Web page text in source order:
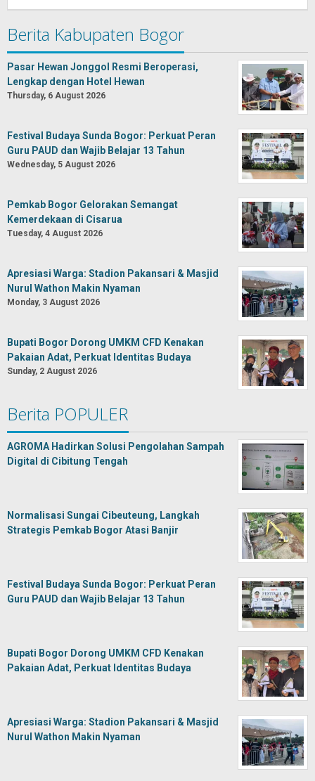
Berita Kabupaten Bogor
Pasar Hewan Jonggol Resmi Beroperasi,
Lengkap dengan Hotel Hewan
Thursday, 6 August 2026
Festival Budaya Sunda Bogor: Perkuat Peran
Guru PAUD dan Wajib Belajar 13 Tahun
Wednesday, 5 August 2026
Pemkab Bogor Gelorakan Semangat
Kemerdekaan di Cisarua
Tuesday, 4 August 2026
Apresiasi Warga: Stadion Pakansari & Masjid
Nurul Wathon Makin Nyaman
Monday, 3 August 2026
Bupati Bogor Dorong UMKM CFD Kenakan
Pakaian Adat, Perkuat Identitas Budaya
Sunday, 2 August 2026
Berita POPULER
AGROMA Hadirkan Solusi Pengolahan Sampah
Digital di Cibitung Tengah
Normalisasi Sungai Cibeuteung, Langkah
Strategis Pemkab Bogor Atasi Banjir
Festival Budaya Sunda Bogor: Perkuat Peran
Guru PAUD dan Wajib Belajar 13 Tahun
Bupati Bogor Dorong UMKM CFD Kenakan
Pakaian Adat, Perkuat Identitas Budaya
Apresiasi Warga: Stadion Pakansari & Masjid
Nurul Wathon Makin Nyaman